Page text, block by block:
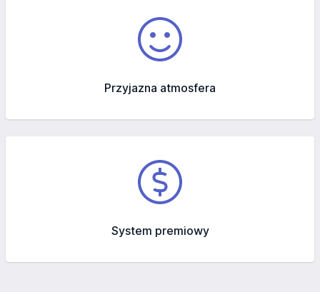
Przyjazna atmosfera
System premiowy